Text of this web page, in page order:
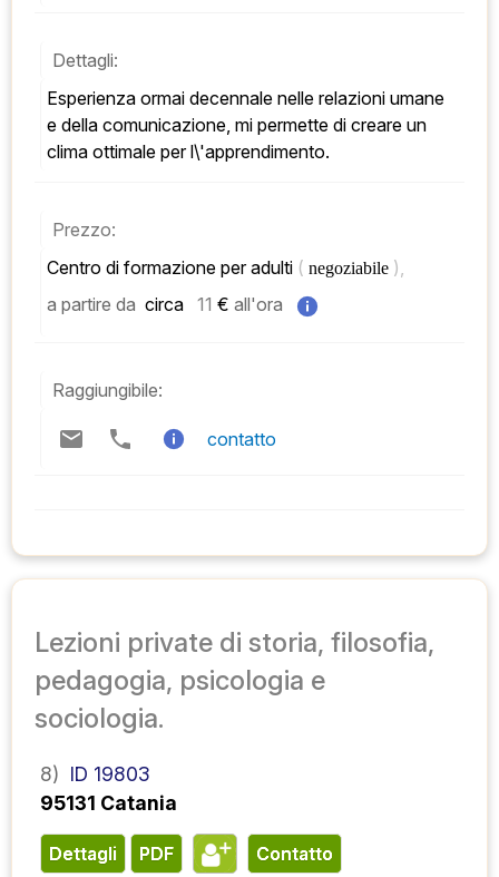
Dettagli:
Esperienza ormai decennale nelle relazioni umane
e della comunicazione, mi permette di creare un
clima ottimale per l\'apprendimento.
Prezzo:
Centro di formazione per adulti ( negoziabile ),
a partire da circa 11 € all'ora
Raggiungibile:
contatto
Lezioni private di storia, filosofia,
pedagogia, psicologia e
sociologia.
8) ID 19803
95131 Catania
Dettagli PDF contatto